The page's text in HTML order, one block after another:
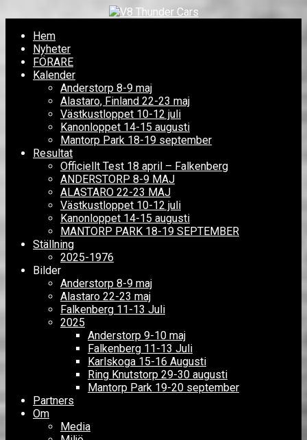
Hem
Nyheter
FÖRARE
Kalender
Anderstorp 8-9 maj
Alastaro, Finland 22-23 maj
Västkustloppet 10-12 juli
Kanonloppet 14-15 augusti
Mantorp Park 18-19 september
Resultat
Officiellt Test 18 april – Falkenberg
ANDERSTORP 8-9 MAJ
ALASTARO 22-23 MAJ
Västkustloppet 10-12 juli
Kanonloppet 14-15 augusti
MANTORP PARK 18-19 SEPTEMBER
Ställning
2025-1976
Bilder
Anderstorp 8-9 maj
Alastaro 22-23 maj
Falkenberg 11-13 Juli
2025
Anderstorp 9-10 maj
Falkenberg 11-13 Juli
Karlskoga 15-16 Augusti
Ring Knutstorp 29-30 augusti
Mantorp Park 19-20 september
Partners
Om
Media